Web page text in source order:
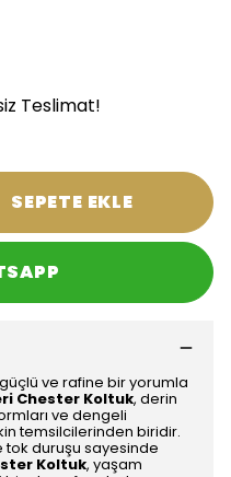
Teslimat!
SEPETE EKLE
ve rafine bir yorumla
Chester Koltuk, derin
ve dengeli
temsilcilerinden biridir.
duruşu sayesinde
Koltuk, yaşam